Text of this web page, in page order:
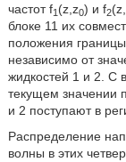
частот f1 (z,z0) и f2
блоке 11 их
положения
независимо от
жидкостей 1 и 2. С
текущем значении
и 2 поступают в
Распределение
волны в этих